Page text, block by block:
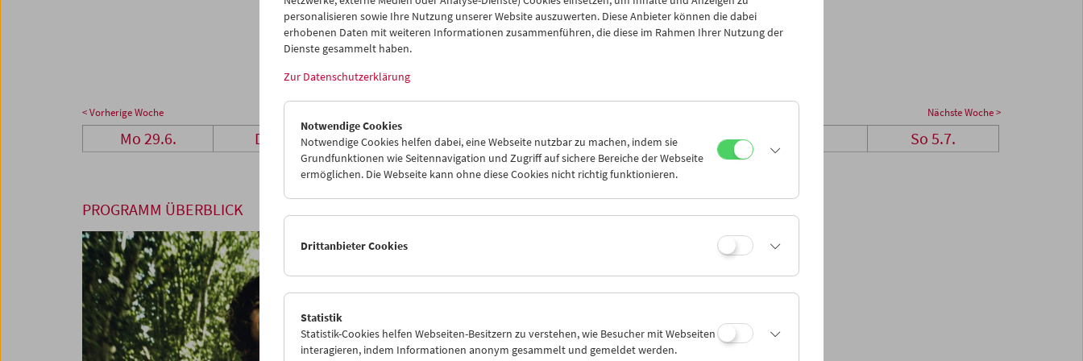
27 28 29 30 31 01
02
03
04 05 06 07 08 09
< Vorherige Woche Nächste Woche >
Mo 29.6. Di 30.6. Mi 1.7. Do 2.7. Fr 3.7. So 5.7.
PROGRAMM ÜBERBLICK
personalisieren sowie Ihre Nutzung unserer Website auszuwerten. Diese Anbieter können die dabei
erhobenen Daten mit weiteren Informationen zusammenführen, die diese im Rahmen Ihrer Nutzung der
Dienste gesammelt haben.
Zur Datenschutzerklärung
Notwendige Cookies
Notwendige Cookies helfen dabei, eine Webseite nutzbar zu machen, indem sie
Grundfunktionen wie Seitennavigation und Zugriff auf sichere Bereiche der Webseite
ermöglichen. Die Webseite kann ohne diese Cookies nicht richtig funktionieren.
Drittanbieter Cookies
Statistik
Statistik-Cookies helfen Webseiten-Besitzern zu verstehen, wie Besucher mit Webseiten
interagieren, indem Informationen anonym gesammelt und gemeldet werden.